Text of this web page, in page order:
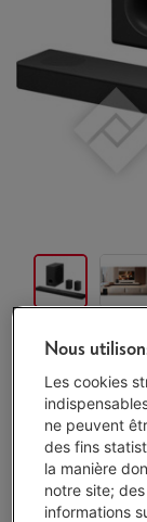
Exemple représentatif
de 1.500,00 EUR à
VARIABLE de
Protégez
5 ans de
Nous
Les cookies
ne peuvent
des fins
la manière
notre site;
informations